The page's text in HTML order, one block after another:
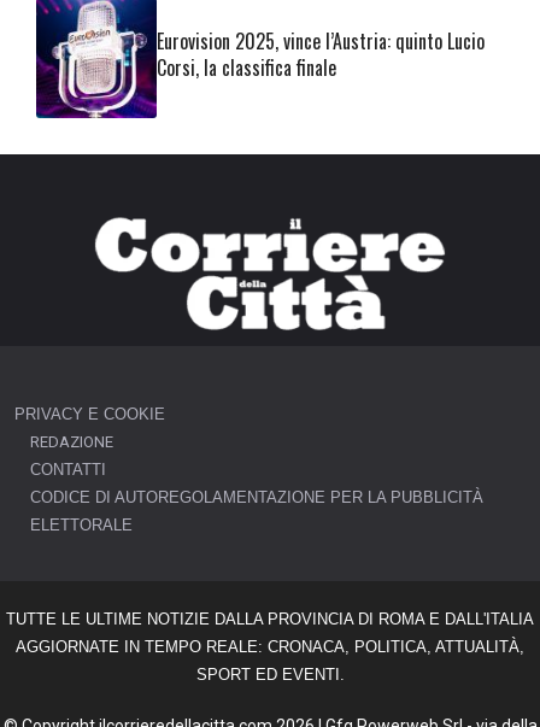
Eurovision 2025, vince l’Austria: quinto Lucio
Corsi, la classifica finale
PRIVACY E COOKIE
REDAZIONE
CONTATTI
CODICE DI AUTOREGOLAMENTAZIONE PER LA PUBBLICITÀ
ELETTORALE
TUTTE LE ULTIME NOTIZIE DALLA PROVINCIA DI ROMA E DALL'ITALIA
AGGIORNATE IN TEMPO REALE: CRONACA, POLITICA, ATTUALITÀ,
SPORT ED EVENTI.